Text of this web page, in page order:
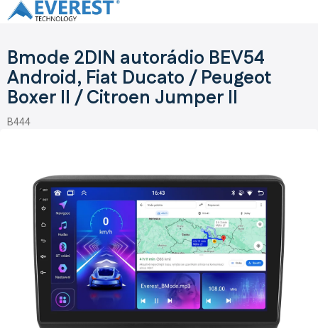
Přejít
na
Bmode 2DIN autorádio BEV54
Android, Fiat Ducato / Peugeot
Boxer II / Citroen Jumper II
B444